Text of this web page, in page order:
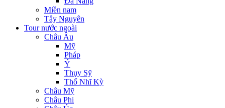
Miền nam
Tây Nguyên
Tour nước ngoài
Châu Âu
Mỹ
Pháp
Ý
Thụy Sỹ
Thổ Nhĩ Kỳ
Châu Mỹ
Châu Phi